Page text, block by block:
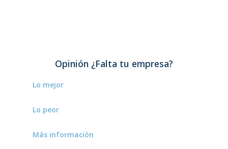
Opinión ¿Falta tu empresa?
Lo mejor
Estamos deseando conocerlo.
Lo peor
–
Más información